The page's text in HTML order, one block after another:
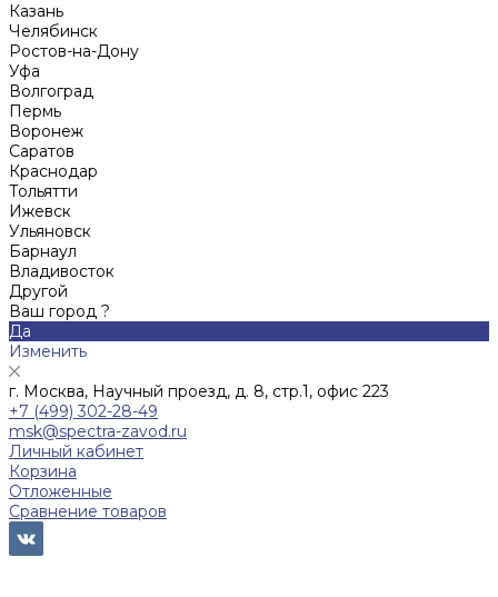
Казань
Челябинск
Ростов-на-Дону
Уфа
Волгоград
Пермь
Воронеж
Саратов
Краснодар
Тольятти
Ижевск
Ульяновск
Барнаул
Владивосток
Другой
Ваш город ?
Да
Изменить
г. Москва, Научный проезд, д. 8, стр.1, офис 223
+7 (499) 302-28-49
msk@spectra-zavod.ru
Личный кабинет
Корзина
Отложенные
Сравнение товаров